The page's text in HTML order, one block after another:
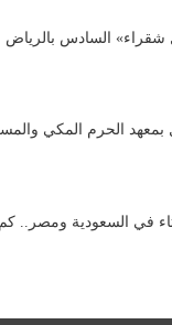
شقراء» السادس بالرياض
بمعهد الحرم المكي
في السعودية ومصر.. كم